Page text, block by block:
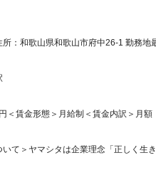
所：和歌山県和歌山市府中26-1 勤務
＜賃金形態＞月給制＜賃金内訳＞月
いて＞ヤマシタは企業理念「正しく生